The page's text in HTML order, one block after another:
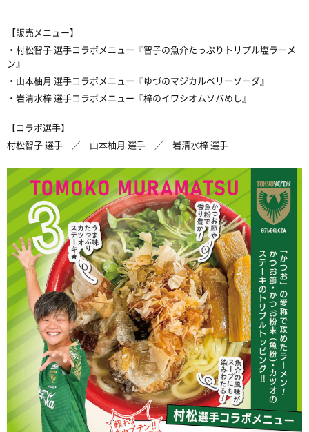
【販売メニュー】
・村松智子 選手コラボメニュー『智子の魚介たっぷりトリプル塩ラーメ
ン』
・山本柚月 選手コラボメニュー『ゆづのマジカルベリーソーダ』
・岩清水梓 選手コラボメニュー『梓のイワシオムソバめし』
【コラボ選手】
村松智子 選手 ／ 山本柚月 選手 ／ 岩清水梓 選手